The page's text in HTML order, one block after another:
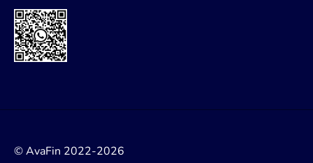
© AvaFin 2022-2026